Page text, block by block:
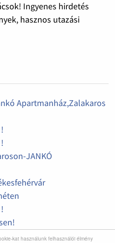
kat használunk felhasználói élmény
Ingyenes hirdetés
hasznos utazási
Apartmanház,Zalakaros
JANKÓ
egri szálláshely, ahol az